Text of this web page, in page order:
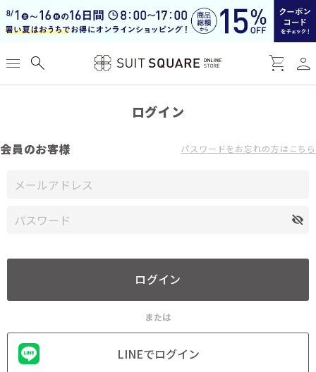
menu search shopping_cart person
ログイン
会員のお客様 パスワードをお忘れの方はこちら
または
LINEでログイン